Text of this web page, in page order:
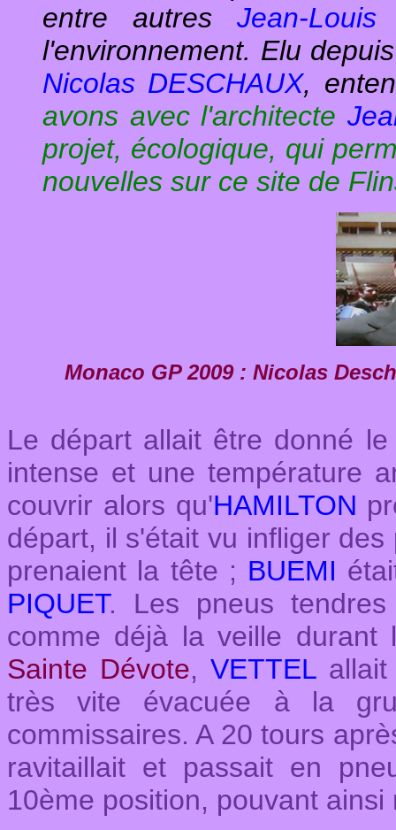
entre autres Jean-Louis
l'environnement. Elu
Nicolas DESCHAUX,
avons avec l'architecte
projet, écologique, qui
nouvelles sur ce site de
Monaco GP 2009 : Nicolas
Le départ allait être donné
intense et une température
couvrir alors qu'HAMILTON
départ, il s'était vu infliger
prenaient la tête ; BUEMI
PIQUET. Les pneus
comme déjà la veille durant
Sainte Dévote, VETTEL
très vite évacuée à la
commissaires. A 20 tours
ravitaillait et passait en
10ème position, pouvant